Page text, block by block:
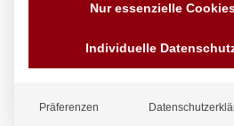
Kartenhalter – 6 Stk.,
Marke:Hendi
16,31€ exkl. MwSt.
Nur essenzielle
Individuelle
Präferenzen